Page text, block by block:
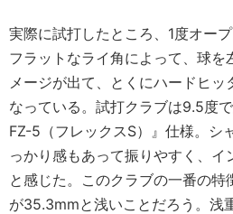
実際に試打したところ、1度オー
フラットなライ角によって、球を
メージが出て、とくにハードヒッ
なっている。試打クラブは9.5度
FZ-5（フレックスS）』仕様。シ
っかり感もあって振りやすく、イ
と感じた。このクラブの一番の
が35.3mmと浅いことだろう。浅